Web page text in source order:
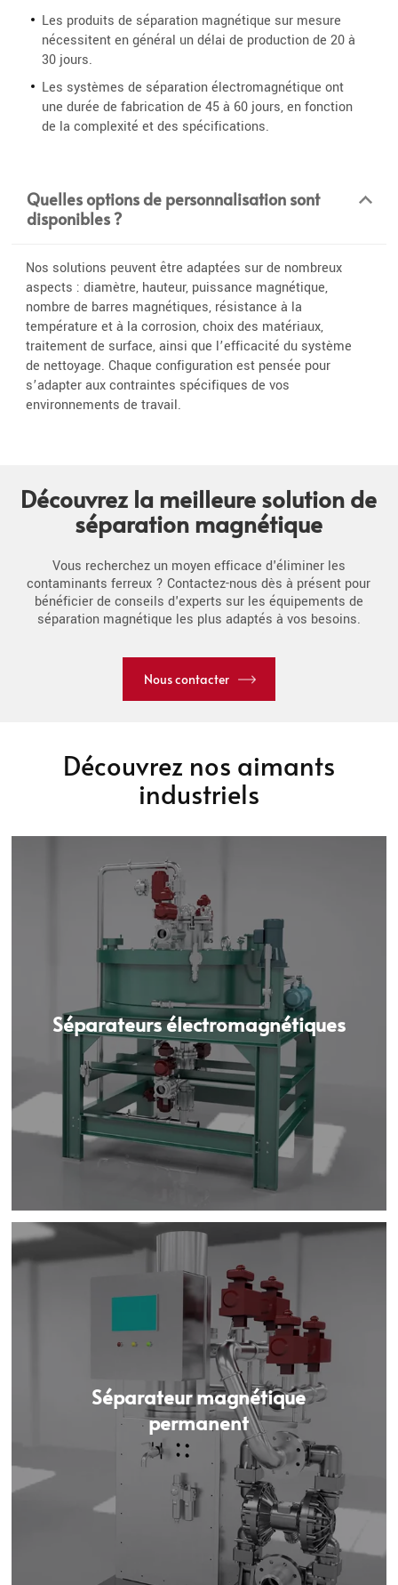
Les produits de séparation magnétique sur mesure
nécessitent en général un délai de production de 20 à
30 jours.
Les systèmes de séparation électromagnétique ont
une durée de fabrication de 45 à 60 jours, en fonction
de la complexité et des spécifications.
Quelles options de personnalisation sont
disponibles ?
Nos solutions peuvent être adaptées sur de nombreux
aspects : diamètre, hauteur, puissance magnétique,
nombre de barres magnétiques, résistance à la
température et à la corrosion, choix des matériaux,
traitement de surface, ainsi que l’efficacité du système
de nettoyage. Chaque configuration est pensée pour
s’adapter aux contraintes spécifiques de vos
environnements de travail.
Découvrez la meilleure solution de
séparation magnétique
Vous recherchez un moyen efficace d'éliminer les
contaminants ferreux ? Contactez-nous dès à présent pour
bénéficier de conseils d'experts sur les équipements de
séparation magnétique les plus adaptés à vos besoins.
Nous contacter
Découvrez nos aimants
industriels
Séparateurs électromagnétiques
Séparateur magnétique
permanent